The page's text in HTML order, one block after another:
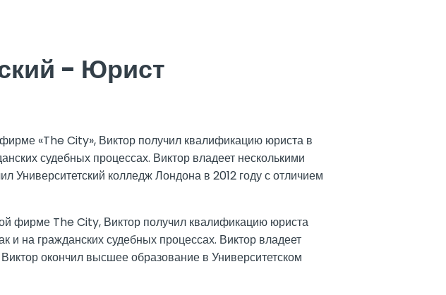
- Юрист
«The City», Виктор получил квалификацию юриста в
судебных процессах. Виктор владеет несколькими
Университетский колледж Лондона в 2012 году с отличием
фирме The City, Виктор получил квалификацию юриста
и на гражданских судебных процессах. Виктор владеет
окончил высшее образование в Университетском